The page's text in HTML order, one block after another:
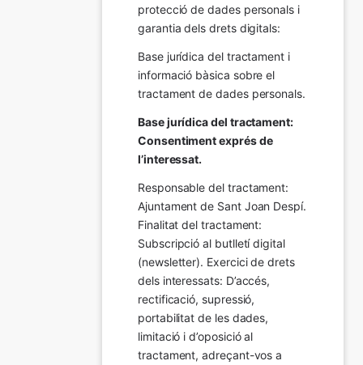
protecció de dades personals i
garantia dels drets digitals:
Base jurídica del tractament i
informació bàsica sobre el
tractament de dades personals.
Base jurídica del tractament:
Consentiment exprés de
l’interessat.
Responsable del tractament:
Ajuntament de Sant Joan Despí.
Finalitat del tractament:
Subscripció al butlletí digital
(newsletter). Exercici de drets
dels interessats: D’accés,
rectificació, supressió,
portabilitat de les dades,
limitació i d’oposició al
tractament, adreçant-vos a